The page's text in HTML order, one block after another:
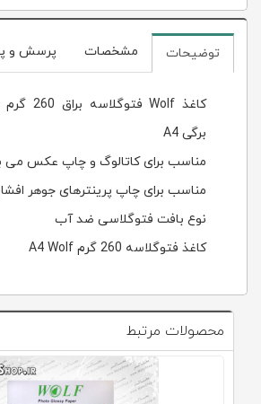
توضیحات مشخصات پرسش و
برگی A4
مناسب برای کاتالوگ و چاپ عکس می
مناسب برای چاپ پرینترهای جوهر
نوع بافت فتوگلاسی ضد آب
کاغذ فتوگلاسه 260 گرم A4 Wolf
محصولات مرتبط